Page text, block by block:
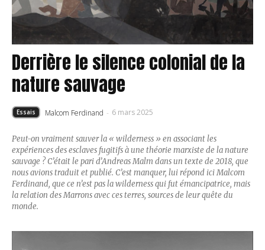
Derrière le silence colonial de la
nature sauvage
Essais Malcom Ferdinand - 6 mars 2025
Peut-on vraiment sauver la « wilderness » en associant les
expériences des esclaves fugitifs à une théorie marxiste de la nature
sauvage ? C’était le pari d’Andreas Malm dans un texte de 2018, que
nous avions traduit et publié. C’est manquer, lui répond ici Malcom
Ferdinand, que ce n’est pas la wilderness qui fut émancipatrice, mais
la relation des Marrons avec ces terres, sources de leur quête du
monde.